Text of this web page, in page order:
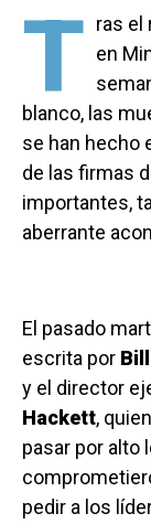
T ras el
en
blanco, las
se han hecho
de las firmas
importantes,
aberrante
El pasado
escrita por
y el director
Hackett,
pasar por alto
pedir a los